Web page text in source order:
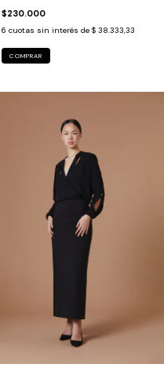
$230.000
6 cuotas sin interés de $ 38.333,33
COMPRAR